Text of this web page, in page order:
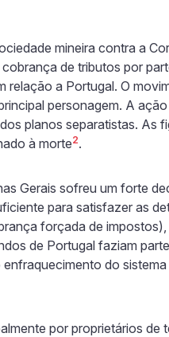
mineira contra a
de tributos por
relação a Portugal. O
personagem. A
planos separatistas. As
à morte2.
Gerais sofreu um forte
para satisfazer as
forçada de
de Portugal faziam
do
por proprietários de